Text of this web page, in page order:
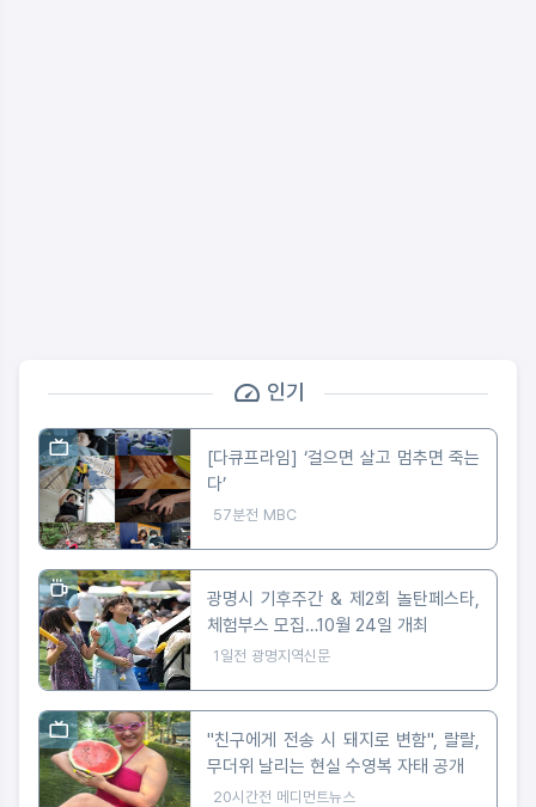
인기
[다큐프라임] ‘걸으면 살고 멈추면 죽는
다’
57분전 MBC
광명시 기후주간 & 제2회 놀탄페스타,
체험부스 모집…10월 24일 개최
1일전 광명지역신문
"친구에게 전송 시 돼지로 변함", 랄랄,
무더위 날리는 현실 수영복 자태 공개
20시간전 메디먼트뉴스